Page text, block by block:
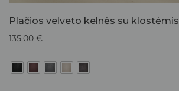
Plačios velveto kelnės su klostėmis
135,00 €